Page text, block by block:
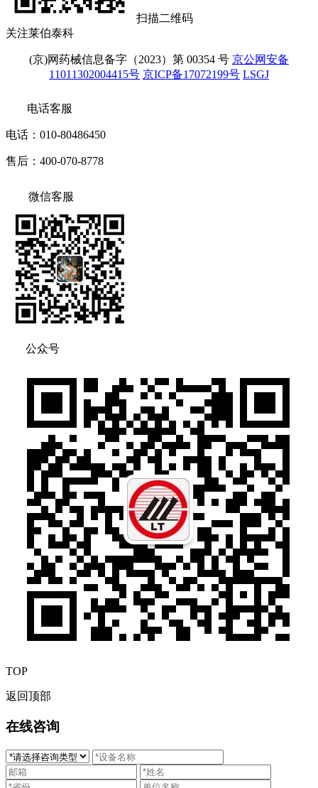
扫描二维码
关注莱伯泰科
(京)网药械信息备字（2023）第 00354 号 京公网安备
11011302004415号 京ICP备17072199号 LSGJ
电话客服
电话：010-80486450
售后：400-070-8778
微信客服
公众号
TOP
返回顶部
在线咨询